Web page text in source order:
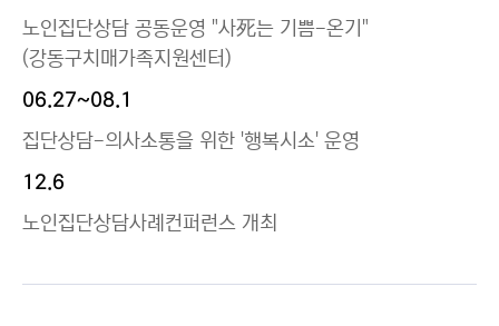
노인집단상담 공동운영 "사死는 기쁨-온기"
(강동구치매가족지원센터)
06.27~08.1
집단상담-의사소통을 위한 '행복시소' 운영
12.6
노인집단상담사례컨퍼런스 개최